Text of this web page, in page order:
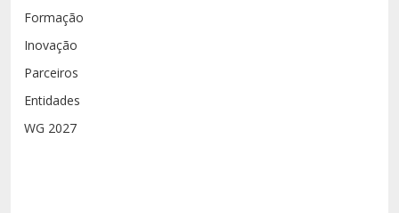
Formação
Inovação
Parceiros
Entidades
WG 2027